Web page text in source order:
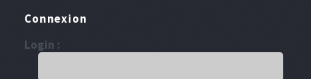
Connexion
Login :